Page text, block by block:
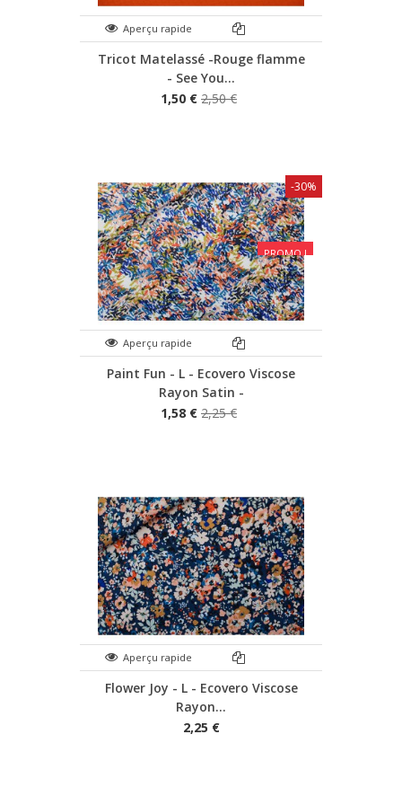
Aperçu rapide
Tricot Matelassé -Rouge flamme
- See You...
1,50 € 2,50 €
PROMO !
Aperçu rapide
Paint Fun - L - Ecovero Viscose
Rayon Satin -
1,58 € 2,25 €
-30%
Aperçu rapide
Flower Joy - L - Ecovero Viscose
Rayon...
2,25 €